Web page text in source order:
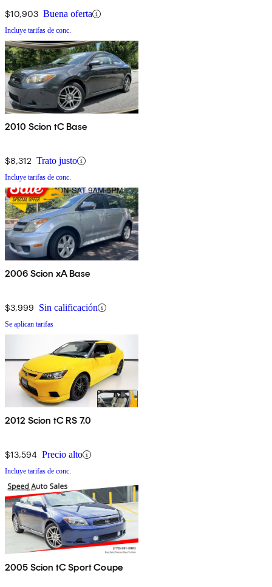
$10,903 Buena oferta
Incluye tarifas de conc.
2010 Scion tC Base
$8,312 Trato justo
Incluye tarifas de conc.
2006 Scion xA Base
$3,999 Sin calificación
Se aplican tarifas
2012 Scion tC RS 7.0
$13,594 Precio alto
Incluye tarifas de conc.
2005 Scion tC Sport Coupe